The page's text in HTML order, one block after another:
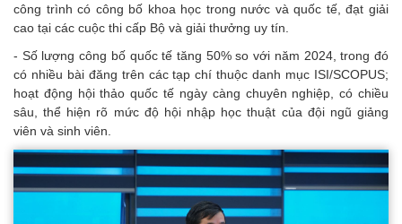
công trình có công bố khoa học trong nước và quốc tế, đạt giải
cao tại các cuộc thi cấp Bộ và giải thưởng uy tín.
- Số lượng công bố quốc tế tăng 50% so với năm 2024, trong đó
có nhiều bài đăng trên các tạp chí thuộc danh mục ISI/SCOPUS;
hoạt động hội thảo quốc tế ngày càng chuyên nghiệp, có chiều
sâu, thể hiện rõ mức độ hội nhập học thuật của đội ngũ giảng
viên và sinh viên.